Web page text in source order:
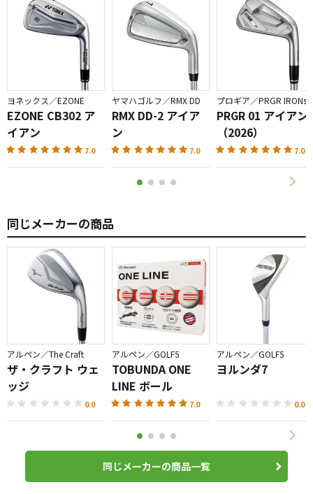
ヨネックス／EZONE
EZONE CB302 ア
イアン
7.0
ヤマハゴルフ／RMX DD
RMX DD-2 アイア
ン
7.0
プロギア／PRGR IRONs
PRGR 01 アイアン
（2026）
7.0
同じメーカーの商品
アルペン／The Craft
ザ・クラフト ウェ
ッジ
0.0
アルペン／GOLF5
TOBUNDA ONE
LINE ボール
7.0
アルペン／GOLF5
ヨルンダ7
0.0
同じメーカーの商品一覧